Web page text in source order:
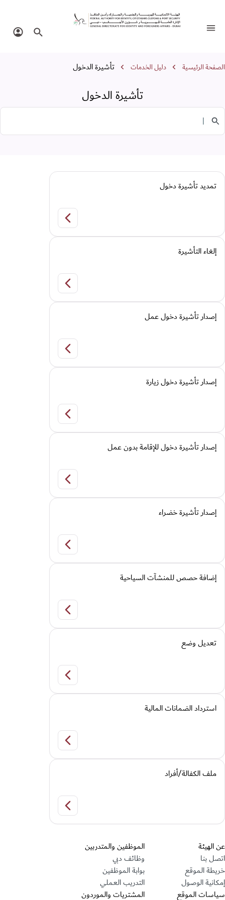
تأشيرة الدخول
تبديل التنقل البحث في
مسار التنقل
الصفحة الرئيسية دليل الخدمات تأشيرة الدخول
تأشيرة الدخول
تمديد تأشيرة دخول
تمديد تأشيرة دخول
إلغاء التأشيرة
إلغاء التأشيرة
إصدار تأشيرة دخول عمل
إصدار تأشيرة دخول
إصدار تأشيرة دخول زيارة
إصدار تأشيرة دخول
إصدار تأشيرة دخول للإقامة بدون عمل
إصدار تأشيرة دخول
إصدار تأشيرة خضراء
إصدار تأشيرة خضراء
إضافة حصص للمنشآت السياحية
إضافة حصص للمنشآت
تعديل وضع
تعديل وضع
استرداد الضمانات المالية
استرداد الضمانات
ملف الكفالة/أفراد
ملف الكفالة/أفراد
قسم التذييل
عن الهيئة
اتصل بنا
خريطة الموقع
إمكانية الوصول
الموظفين والمتدربين
وظائف دبي
بوابة الموظفين
التدريب العملي
سياسات الموقع
المشتريات والموردون